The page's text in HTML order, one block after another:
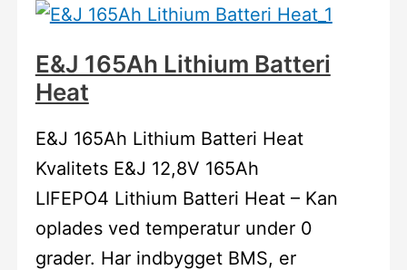
E&J 165Ah Lithium Batteri
Heat
E&J 165Ah Lithium Batteri Heat
Kvalitets E&J 12,8V 165Ah
LIFEPO4 Lithium Batteri Heat – Kan
oplades ved temperatur under 0
grader. Har indbygget BMS, er